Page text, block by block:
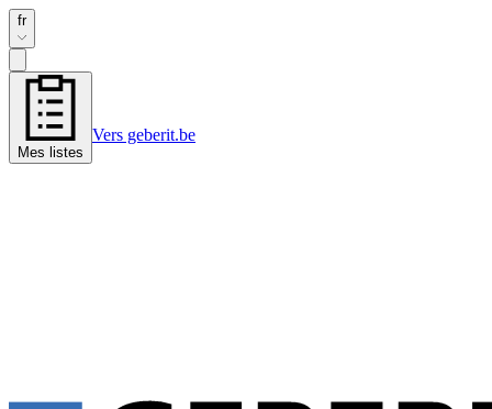
fr
Mes listes
Vers geberit.be